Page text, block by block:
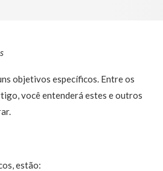
objetivos específicos. Entre os
você entenderá estes e outros
estão: